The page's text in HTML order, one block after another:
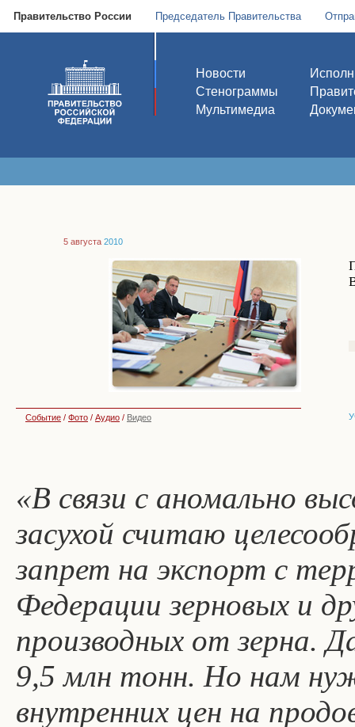
Правительство России Председатель Правительства
Новости
Стенограммы
Мультимедиа
5 августа 2010
Событие / Фото / Аудио / Видео
«В связи с аномально
засухой считаю
запрет на экспорт с
Федерации зерновых и
производных от зерна.
9,5 млн тонн. Но нам
внутренних цен на